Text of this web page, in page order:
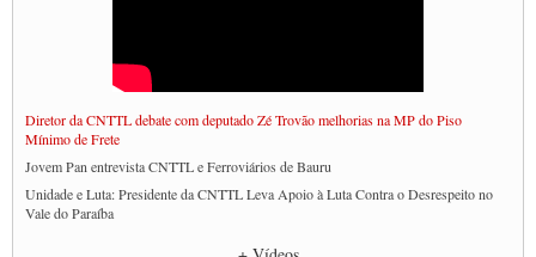
Diretor da CNTTL debate com deputado Zé Trovão melhorias na MP do Piso
Mínimo de Frete
Jovem Pan entrevista CNTTL e Ferroviários de Bauru
Unidade e Luta: Presidente da CNTTL Leva Apoio à Luta Contra o Desrespeito no
Vale do Paraíba